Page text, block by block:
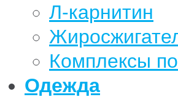
Л-карнитин
Комплексы
Одежда